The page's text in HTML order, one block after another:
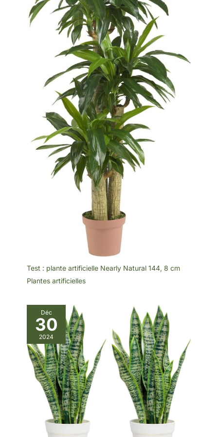
Test : plante artificielle Nearly Natural 144, 8 cm
Plantes artificielles
Déc
30
2024